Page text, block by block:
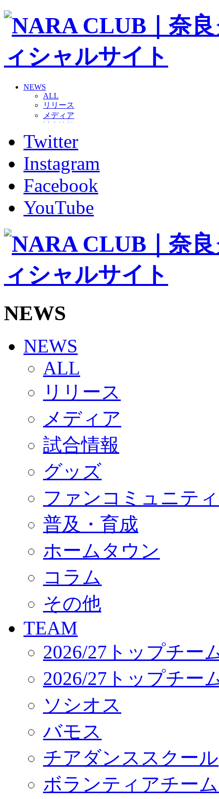
NEWS
ALL
リリース
メディア
グッズ
ファンコミュニティ
ホームタウン
コラム
その他
TEAM
2026/27トップチーム
2026/27トップチームスタッフ
バモス
チアダンススクール
ボランティアチーム「volundeer」
ビクトリーロード
HOMEGAME
観戦ルール＆マナー
Jリーグ運営管理規定
写真・動画使用ガイドライン
SCHEDULE
2026/27
練習見学時のファンサービスについて
TICKET
奈良クラブ明治安田J3リーグ2026/27シーズン試
奈良クラブ明治安田Ｊ3リーグ 2026/27シーズン「
観戦ルール＆マナー
2026/27ファンコミュニティ
サポートショップ
GOODS
オフィシャルストア（実店舗）
オンラインストア
ACADEMY
アカデミーについて
コーチ&スタッフ
ジュニア
ジュニアユース
ユース
練習拠点（ナラディーア）
SCHOOL
CLUB
パートナー募集
クラブ理念
サステナビリティ
Web制作支援
応援プロジェクト
Twitter
Instagram
Facebook
YouTube
NEWS
NEWS
ALL
リリース
メディア
試合情報
グッズ
ファンコミュニティ
普及・育成
ホームタウン
コラム
その他
TEAM
2026/27トップチー
2026/27トップチー
ソシオス
バモス
チアダンススクール
ボランティアチー